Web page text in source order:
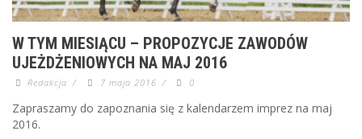
W TYM MIESIĄCU – PROPOZYCJE ZAWODÓW
UJEŻDŻENIOWYCH NA MAJ 2016
Redakcja / 7 maja 2016 / 0
Zapraszamy do zapoznania się z kalendarzem imprez na maj
2016.